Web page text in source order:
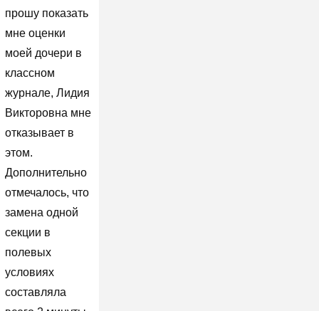
прошу показать
мне оценки
моей дочери в
классном
журнале, Лидия
Викторовна мне
отказывает в
этом.
Дополнительно
отмечалось, что
замена одной
секции в
полевых
условиях
составляла